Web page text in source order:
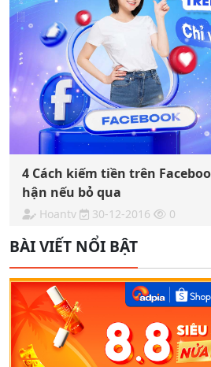
4 Cách kiếm tiền trên
hận nếu bỏ qua
Hoantv 30-12-2016 0
BÀI VIẾT NỔI BẬT